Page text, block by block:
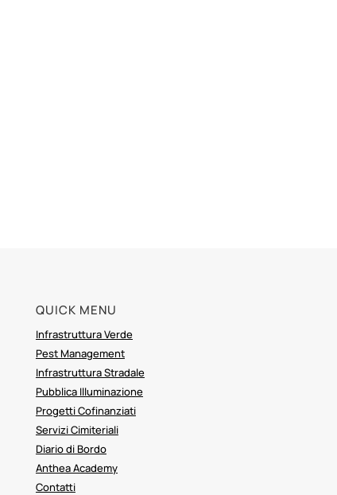
QUICK MENU
Infrastruttura Verde
Pest Management
Infrastruttura Stradale
Pubblica Illuminazione
Progetti Cofinanziati
Servizi Cimiteriali
Diario di Bordo
Anthea Academy
Contatti